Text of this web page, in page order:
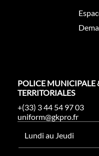
POLICE MUNICIPALE
TERRITORIALES
+(33) 3 44 54 97 03
uniform@gkpro.fr
Lundi au Jeudi